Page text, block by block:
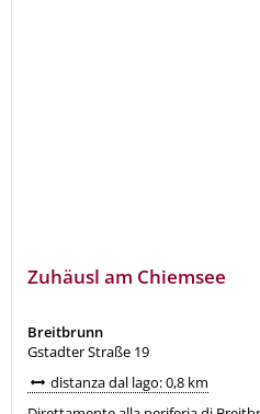
Zuhäusl am Chiemsee
Breitbrunn
Gstadter Straße 19
distanza dal lago: 0,8 km